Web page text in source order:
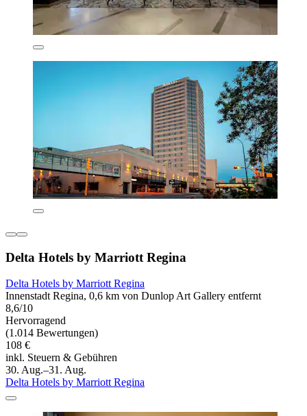
Delta Hotels by Marriott Regina
Delta Hotels by Marriott Regina
Innenstadt Regina, 0,6 km von Dunlop Art Gallery entfernt
8,6/10
Hervorragend
(1.014 Bewertungen)
108 €
inkl. Steuern & Gebühren
30. Aug.–31. Aug.
Delta Hotels by Marriott Regina